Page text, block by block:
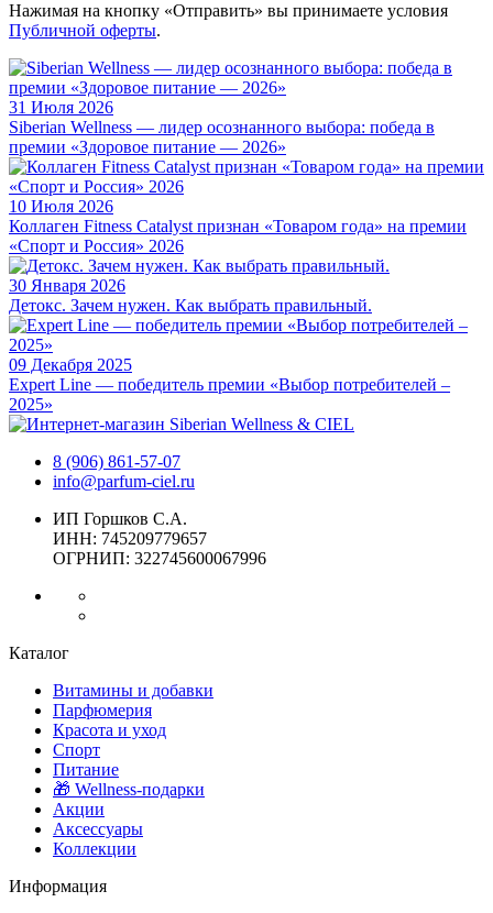
Нажимая на кнопку «Отправить» вы принимаете условия
Публичной оферты.
31 Июля 2026
Siberian Wellness — лидер осознанного выбора: победа в
премии «Здоровое питание — 2026»
10 Июля 2026
Коллаген Fitness Catalyst признан «Товаром года» на премии
«Спорт и Россия» 2026
30 Января 2026
Детокс. Зачем нужен. Как выбрать правильный.
09 Декабря 2025
Expert Line — победитель премии «Выбор потребителей –
2025»
8 (906) 861-57-07
info@parfum-ciel.ru
ИП Горшков С.А.
ИНН: 745209779657
ОГРНИП: 322745600067996
Каталог
Витамины и добавки
Парфюмерия
Красота и уход
Спорт
Питание
🎁 Wellness-подарки
Акции
Аксессуары
Коллекции
Информация